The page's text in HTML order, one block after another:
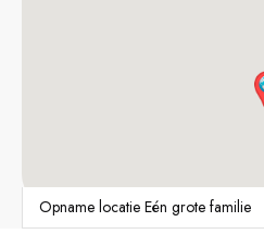
Opname locatie Eén grote familie